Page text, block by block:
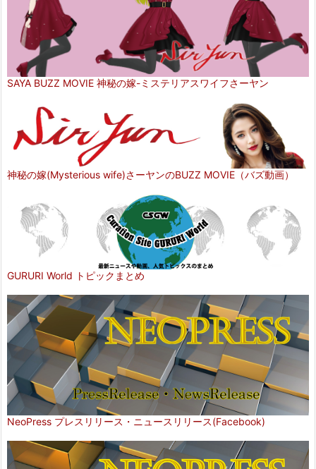
SAYA BUZZ MOVIE 神秘の嫁-ミステリアスワイフさーヤン
神秘の嫁(Mysterious wife)さーヤンのBUZZ MOVIE（バズ動画）
GURURI World トピックまとめ
NeoPress プレスリリース・ニュースリリース(Facebook)